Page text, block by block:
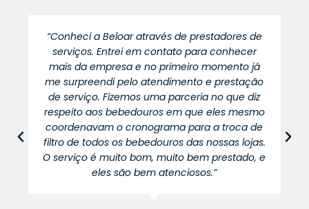
“Conheci a Beloar através de prestadores de
serviços. Entrei em contato para conhecer
mais da empresa e no primeiro momento já
me surpreendi pelo atendimento e prestação
de serviço. Fizemos uma parceria no que diz
respeito aos bebedouros em que eles mesmo
coordenavam o cronograma para a troca de
filtro de todos os bebedouros das nossas lojas.
O serviço é muito bom, muito bem prestado, e
eles são bem atenciosos.”